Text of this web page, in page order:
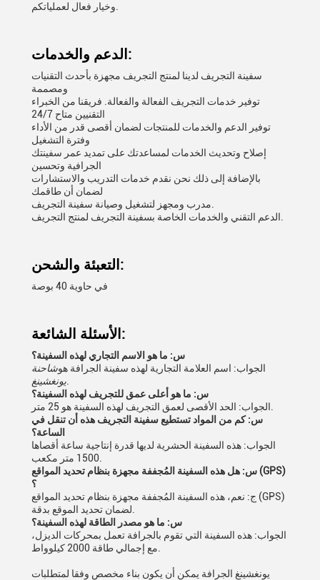
الدعم والخدمات:
سفينة التجريف لدينا لمنتج التجريف مجهزة بأحدث التقنيات
ومصممة
توفير خدمات التجريف الفعالة والفعالة. فريقنا من الخبراء
التقنيين متاح 24/7
توفير الدعم والخدمات للمنتجات لضمان أقصى قدر من الأداء
وفترة التشغيل
إصلاح وتحديث الخدمات لمساعدتك على تمديد عمر سفينتك
الجرافية وتحسين
بالإضافة إلى ذلك نحن نقدم خدمات التدريب والاستشارات
لضمان أن طاقمك
التعبئة والشحن:
في حاوية 40 بوصة
الأسئلة الشائعة:
س: ما هو الاسم التجاري لهذه السفينة؟
الجواب: اسم العلامة التجارية لهذه سفينة الجرافة هوشاحنة
يونغشينغ
س: ما هو أعلى عمق للتجريف لهذه السفينة؟
س: كم من المواد تستطيع سفينة التجريف هذه أن تنقل في
الساعة؟
الجواب: هذه السفينة الحشرية لديها قدرة إنتاجية ساعة أقصاها
س: هل هذه السفينة المُجففة مجهزة بنظام تحديد المواقع (GPS)
؟
ج: نعم، هذه السفينة المُجففة مجهزة بنظام تحديد المواقع (GPS)
س: ما هو مصدر الطاقة لهذه السفينة؟
الجواب: هذه السفينة التي تقوم بالجرافة تعمل بمحركات الديزل،
يونغشينغ الجرافة يمكن أن يكون بناء مخصص وفقا لمتطلبات